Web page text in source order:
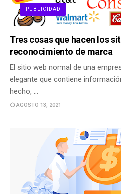
PUBLICIDAD
Tres cosas que hacen los
reconocimiento de marca
El sitio web normal de una
elegante que contiene
hecho, …
AGOSTO 13, 2021